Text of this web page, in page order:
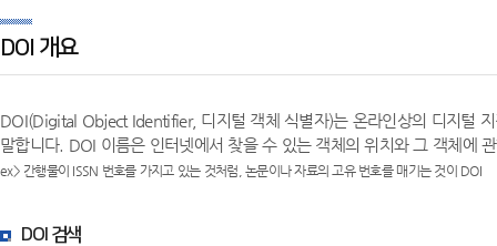
DOI 개요
DOI(Digital Object Identifier, 디지털 객체 식별자)는 온라인상의 디지털
말합니다. DOI 이름은 인터넷에서 찾을 수 있는 객체의 위치와 그 객체에
ex> 간행물이 ISSN 번호를 가지고 있는 것처럼, 논문이나 자료의 고유 번호를 매기는 것이 DOI
DOI 검색